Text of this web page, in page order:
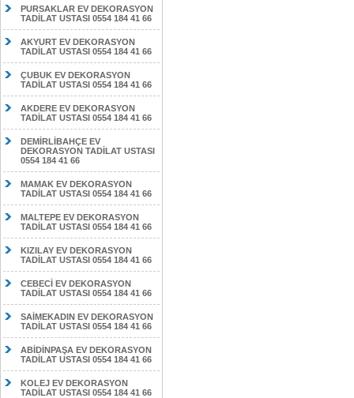
PURSAKLAR EV DEKORASYON
TADİLAT USTASI 0554 184 41 66
AKYURT EV DEKORASYON
TADİLAT USTASI 0554 184 41 66
ÇUBUK EV DEKORASYON
TADİLAT USTASI 0554 184 41 66
AKDERE EV DEKORASYON
TADİLAT USTASI 0554 184 41 66
DEMİRLİBAHÇE EV
DEKORASYON TADİLAT USTASI
0554 184 41 66
MAMAK EV DEKORASYON
TADİLAT USTASI 0554 184 41 66
MALTEPE EV DEKORASYON
TADİLAT USTASI 0554 184 41 66
KIZILAY EV DEKORASYON
TADİLAT USTASI 0554 184 41 66
CEBECİ EV DEKORASYON
TADİLAT USTASI 0554 184 41 66
SAİMEKADIN EV DEKORASYON
TADİLAT USTASI 0554 184 41 66
ABİDİNPAŞA EV DEKORASYON
TADİLAT USTASI 0554 184 41 66
KOLEJ EV DEKORASYON
TADİLAT USTASI 0554 184 41 66